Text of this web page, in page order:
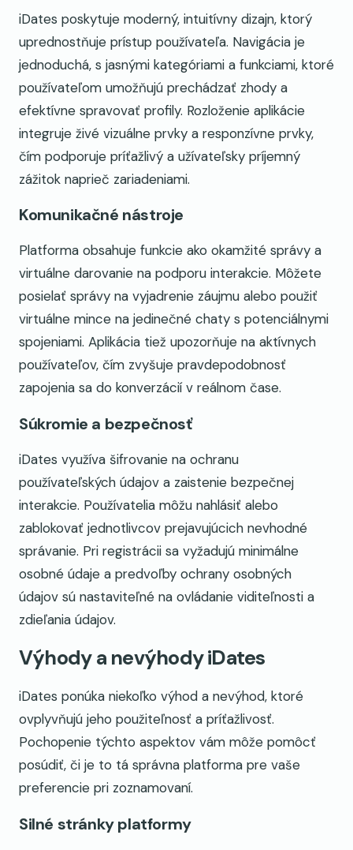
iDates poskytuje moderný, intuitívny dizajn, ktorý
uprednostňuje prístup používateľa. Navigácia je
jednoduchá, s jasnými kategóriami a funkciami, ktoré
používateľom umožňujú prechádzať zhody a
efektívne spravovať profily. Rozloženie aplikácie
integruje živé vizuálne prvky a responzívne prvky,
čím podporuje príťažlivý a užívateľsky príjemný
zážitok naprieč zariadeniami.
Komunikačné nástroje
Platforma obsahuje funkcie ako okamžité správy a
virtuálne darovanie na podporu interakcie. Môžete
posielať správy na vyjadrenie záujmu alebo použiť
virtuálne mince na jedinečné chaty s potenciálnymi
spojeniami. Aplikácia tiež upozorňuje na aktívnych
používateľov, čím zvyšuje pravdepodobnosť
zapojenia sa do konverzácií v reálnom čase.
Súkromie a bezpečnosť
iDates využíva šifrovanie na ochranu
používateľských údajov a zaistenie bezpečnej
interakcie. Používatelia môžu nahlásiť alebo
zablokovať jednotlivcov prejavujúcich nevhodné
správanie. Pri registrácii sa vyžadujú minimálne
osobné údaje a predvoľby ochrany osobných
údajov sú nastaviteľné na ovládanie viditeľnosti a
zdieľania údajov.
Výhody a nevýhody iDates
iDates ponúka niekoľko výhod a nevýhod, ktoré
ovplyvňujú jeho použiteľnosť a príťažlivosť.
Pochopenie týchto aspektov vám môže pomôcť
posúdiť, či je to tá správna platforma pre vaše
preferencie pri zoznamovaní.
Silné stránky platformy